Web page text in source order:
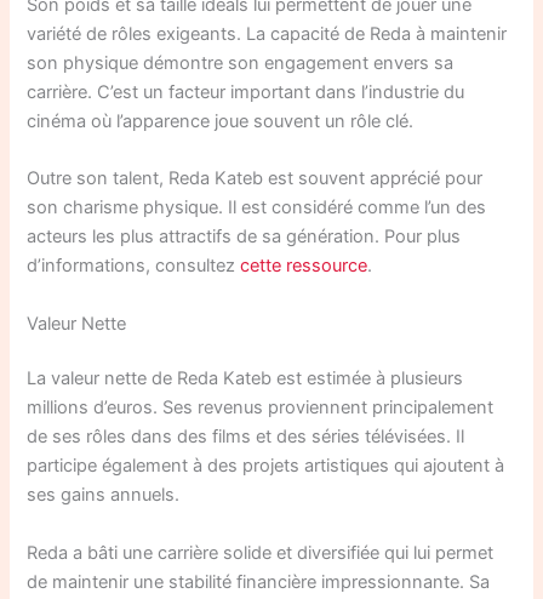
Son poids et sa taille idéals lui permettent de jouer une
variété de rôles exigeants. La capacité de Reda à maintenir
son physique démontre son engagement envers sa
carrière. C’est un facteur important dans l’industrie du
cinéma où l’apparence joue souvent un rôle clé.
Outre son talent, Reda Kateb est souvent apprécié pour
son charisme physique. Il est considéré comme l’un des
acteurs les plus attractifs de sa génération. Pour plus
d’informations, consultezcette ressource.
Valeur Nette
La valeur nette de Reda Kateb est estimée à plusieurs
millions d’euros. Ses revenus proviennent principalement
de ses rôles dans des films et des séries télévisées. Il
participe également à des projets artistiques qui ajoutent à
ses gains annuels.
Reda a bâti une carrière solide et diversifiée qui lui permet
de maintenir une stabilité financière impressionnante. Sa